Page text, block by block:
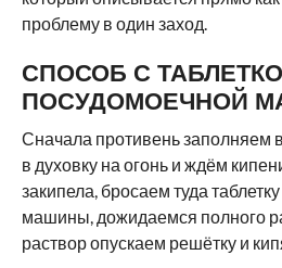
проблему в один заход.
СПОСОБ С
ПОСУДОМОЕЧНОЙ
Сначала противень заполняем
в духовку на огонь и ждём
закипела, бросаем туда
машины, дожидаемся полного
раствор опускаем решётку и